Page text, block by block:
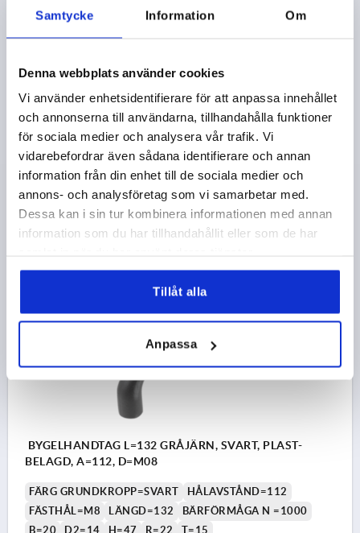
Samtycke Information Om
Denna webbplats använder cookies
Vi använder enhetsidentifierare för att anpassa innehållet
och annonserna till användarna, tillhandahålla funktioner
för sociala medier och analysera vår trafik. Vi
vidarebefordrar även sådana identifierare och annan
information från din enhet till de sociala medier och
annons- och analysföretag som vi samarbetar med.
Dessa kan i sin tur kombinera informationen med annan
information som du har tillhandahållit eller som de har
Tillåt alla
Anpassa
BELAGD, A=100, D=M06
FÄRG GRUNDKROPP=SVART
HÅLAVSTÅND=100
FÄSTHÅL=M6
LÄNGD=118
BÄRFÖRMÅGA N =1000
B=18
D2=12 H=42 R=20 T=12
Beställningsnummer:K0186.100061
117,35 kr
K0186
BYGELHANDTAG L=132 GRÅJÄRN, SVART, PLAST-
BELAGD, A=112, D=M08
FÄRG GRUNDKROPP=SVART
HÅLAVSTÅND=112
FÄSTHÅL=M8
LÄNGD=132
BÄRFÖRMÅGA N =1000
B=20
D2=14 H=47 R=22 T=15